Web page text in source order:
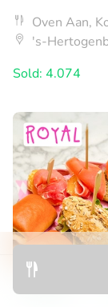
Oven Aan,
's-
Sold: 4.074